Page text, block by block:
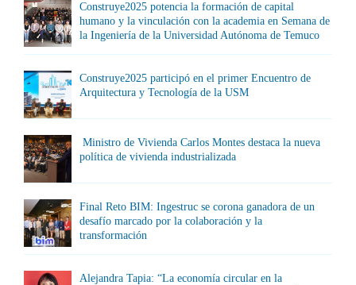
Construye2025 potencia la formación de capital
humano y la vinculación con la academia en Semana de
la Ingeniería de la Universidad Autónoma de Temuco
Construye2025 participó en el primer Encuentro de
Arquitectura y Tecnología de la USM
Ministro de Vivienda Carlos Montes destaca la nueva
política de vivienda industrializada
Final Reto BIM: Ingestruc se corona ganadora de un
desafío marcado por la colaboración y la
transformación
Alejandra Tapia: “La economía circular en la